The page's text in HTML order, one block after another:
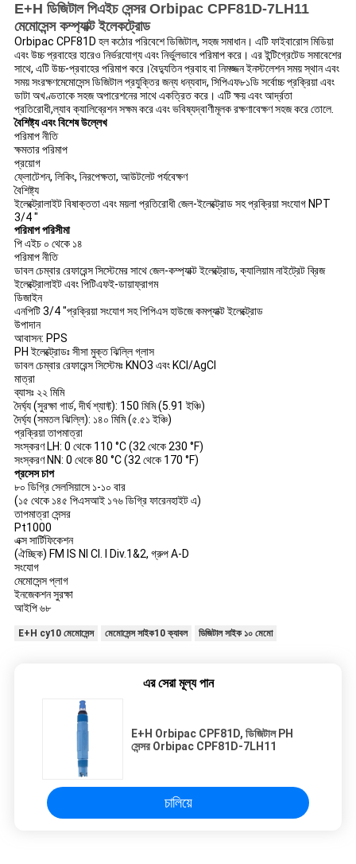
E+H ডিজিটাল পিএইচ সেন্সর Orbipac CPF81D-7LH11
মেমোসেন্স কম্প্যাক্ট ইলেকট্রোড
Orbipac CPF81D হল কঠোর পরিবেশে ডিজিটাল, সহজ সমাধান। এটি ফাইবারোস মিডিয়া
এবং উচ্চ প্রবাহের হারেও নির্ভরযোগ্য এবং নির্ভুলভাবে পরিমাপ করে। এর ইন্টিগ্রেটেড সমাবেশের
সাথে, এটি উচ্চ-প্রবাহের পরিমাপ করে।বৈদ্যুতিন প্রবাহ বা নিমজ্জন ইনস্টলেশন সময় স্থান এবং
সময় সংরক্ষণমেমোসেন্স ডিজিটাল প্রযুক্তির জন্য ধন্যবাদ, সিপিএফ৮১ডি সর্বোচ্চ প্রক্রিয়া এবং
ডাটা অখণ্ডতাকে সহজ অপারেশনের সাথে একত্রিত করে। এটি ক্ষয় এবং আর্দ্রতা
প্রতিরোধী,ল্যাব ক্যালিব্রেশন সক্ষম করে এবং ভবিষ্যদ্বাণীমূলক রক্ষণাবেক্ষণ সহজ করে তোলে.
বৈশিষ্ট্য এবং বিশেষ উল্লেখ
পরিমাপ নীতি
ক্ষমতার পরিমাপ
প্রয়োগ
ফ্লোটেশন, লিকিং, নিরপেক্ষতা, আউটলেট পর্যবেক্ষণ
বৈশিষ্ট্য
ইলেক্ট্রোলাইট বিষাক্ততা এবং ময়লা প্রতিরোধী জেল-ইলেক্ট্রোড সহ প্রক্রিয়া সংযোগ NPT
3/4 "
পরিমাপ পরিসীমা
পি এইচ ০ থেকে ১৪
পরিমাপ নীতি
ডাবল চেম্বার রেফারেন্স সিস্টেমের সাথে জেল-কম্প্যাক্ট ইলেক্ট্রোড, ক্যালিয়াম নাইট্রেট ব্রিজ
ইলেক্ট্রোলাইট এবং পিটিএফই-ডায়াফ্রাগম
ডিজাইন
এনপিটি 3/4 "প্রক্রিয়া সংযোগ সহ পিপিএস হাউজে কমপ্যাক্ট ইলেক্ট্রোড
উপাদান
আবাসন: PPS
PH ইলেক্ট্রোডঃ সীসা মুক্ত ঝিল্লি গ্লাস
ডাবল চেম্বার রেফারেন্স সিস্টেমঃ KNO3 এবং KCl/AgCl
মাত্রা
ব্যাসঃ ২২ মিমি
দৈর্ঘ্য (সুরক্ষা গার্ড, দীর্ঘ শ্যাফ্ট): 150 মিমি (5.91 ইঞ্চি)
দৈর্ঘ্য (সমতল ঝিল্লি): ১৪০ মিমি (৫.৫১ ইঞ্চি)
প্রক্রিয়া তাপমাত্রা
সংস্করণ LH: 0 থেকে 110 °C (32 থেকে 230 °F)
সংস্করণ NN: 0 থেকে 80 °C (32 থেকে 170 °F)
প্রসেস চাপ
৮০ ডিগ্রি সেলসিয়াসে ১-১০ বার
(১৫ থেকে ১৪৫ পিএসআই ১৭৬ ডিগ্রি ফারেনহাইট এ)
তাপমাত্রা সেন্সর
Pt1000
এক্স সার্টিফিকেশন
(ঐচ্ছিক) FM IS NI Cl. I Div.1&2, গ্রুপ A-D
সংযোগ
মেমোসেন্স প্লাগ
ইনজেকশন সুরক্ষা
আইপি ৬৮
E+H cy10 মেমোসেন্স মেমোসেন্স সাইক10 ক্যাবল ডিজিটাল সাইক ১০ মেমো
এর সেরা মূল্য পান
E+H Orbipac CPF81D, ডিজিটাল PH
সেন্সর Orbipac CPF81D-7LH11
চালিয়ে